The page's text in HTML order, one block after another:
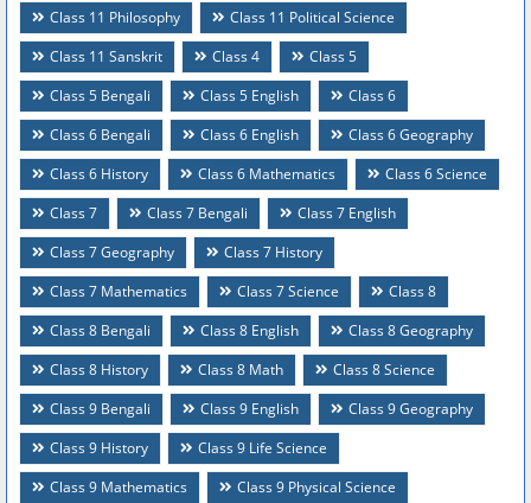
Class 11 Philosophy
Class 11 Political Science
Class 11 Sanskrit
Class 4
Class 5
Class 5 Bengali
Class 5 English
Class 6
Class 6 Bengali
Class 6 English
Class 6 Geography
Class 6 History
Class 6 Mathematics
Class 6 Science
Class 7
Class 7 Bengali
Class 7 English
Class 7 Geography
Class 7 History
Class 7 Mathematics
Class 7 Science
Class 8
Class 8 Bengali
Class 8 English
Class 8 Geography
Class 8 History
Class 8 Math
Class 8 Science
Class 9 Bengali
Class 9 English
Class 9 Geography
Class 9 History
Class 9 Life Science
Class 9 Mathematics
Class 9 Physical Science